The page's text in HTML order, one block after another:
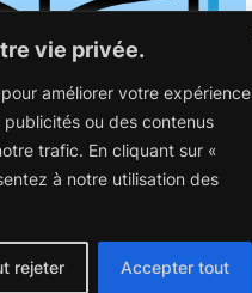
vie privée.
améliorer votre expérience
ou des contenus
trafic. En cliquant sur «
à notre utilisation des
rejeter Accepter tout
pour toute et tous :
partageons et soutenons
de handicap.